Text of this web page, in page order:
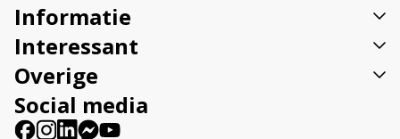
:
Informatie
Interessant
Overige
Social media